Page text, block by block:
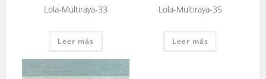
Lola-Multiraya-33
Leer más
Lola-Multiraya-35
Leer más